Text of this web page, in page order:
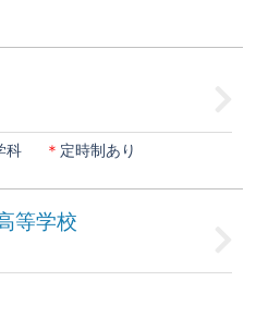
科 ＊ 定時制あり
等学校